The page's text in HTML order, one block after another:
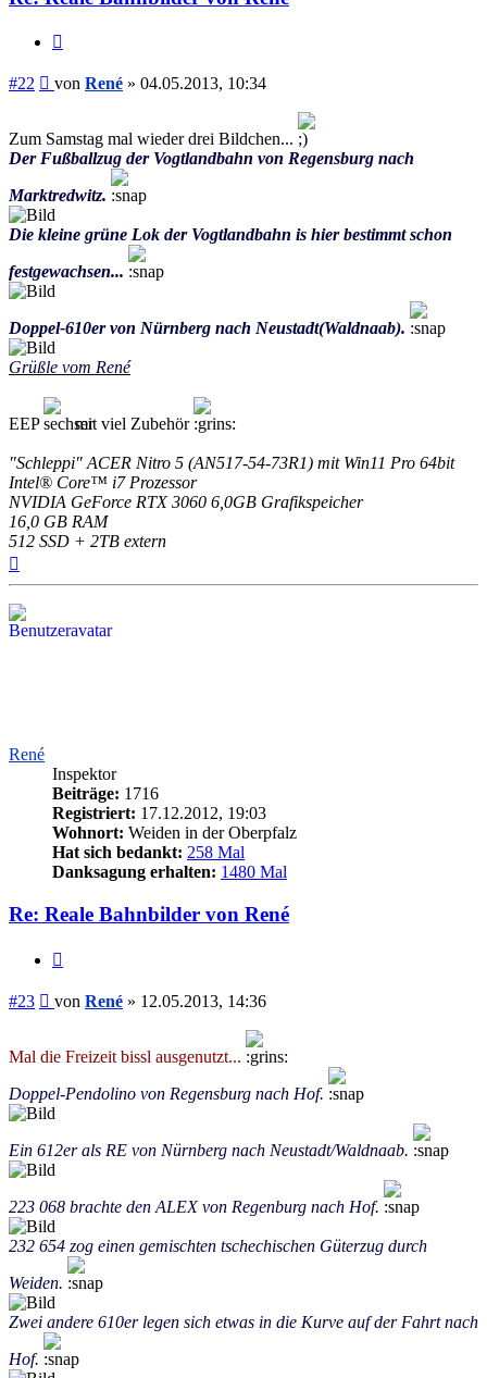
#22 Beitrag
von René » 04.05.2013, 10:34
Zum Samstag mal wieder drei Bildchen...
Der Fußballzug der Vogtlandbahn von Regensburg nach
Marktredwitz.
Die kleine grüne Lok der Vogtlandbahn is hier bestimmt schon
festgewachsen...
Doppel-610er von Nürnberg nach Neustadt(Waldnaab).
Grüßle vom René
EEP mit viel Zubehör
"Schleppi" ACER Nitro 5 (AN517-54-73R1) mit Win11 Pro 64bit
Intel® Core™ i7 Prozessor
NVIDIA GeForce RTX 3060 6,0GB Grafikspeicher
16,0 GB RAM
512 SSD + 2TB extern
oben
René
Inspektor
Beiträge: 1716
Registriert: 17.12.2012, 19:03
Wohnort: Weiden in der Oberpfalz
Hat sich bedankt: 258 Mal
Danksagung erhalten: 1480 Mal
Re: Reale Bahnbilder von René
#23 Beitrag
von René » 12.05.2013, 14:36
Mal die Freizeit bissl ausgenutzt...
Doppel-Pendolino von Regensburg nach Hof.
Ein 612er als RE von Nürnberg nach Neustadt/Waldnaab.
223 068 brachte den ALEX von Regenburg nach Hof.
232 654 zog einen gemischten tschechischen Güterzug durch
Weiden.
Zwei andere 610er legen sich etwas in die Kurve auf der Fahrt nach
Hof.